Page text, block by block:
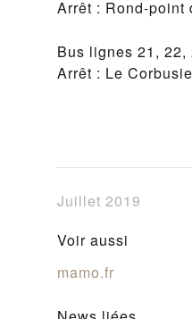
Arrêt : Rond-point
Bus lignes 21, 22,
Arrêt : Le
Juillet 2019
Voir aussi
mamo.fr